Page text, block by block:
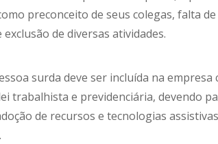
preconceito de seus colegas, falta
de diversas atividades.
surda deve ser incluída na
trabalhista e previdenciária, devendo
de recursos e tecnologias